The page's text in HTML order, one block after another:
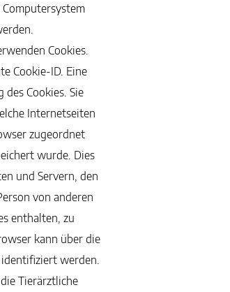
Cookies.
Cookie-ID. Eine
Cookies. Sie
Internetseiten
zugeordnet
wurde. Dies
und Servern, den
von anderen
enthalten, zu
kann über die
werden.
Tierärztliche